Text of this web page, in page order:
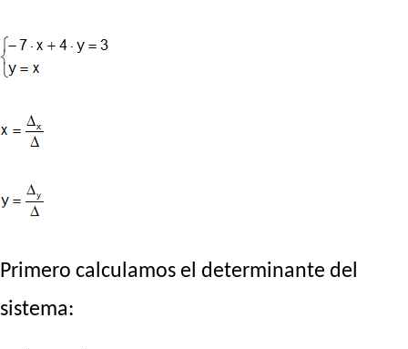
Primero calculamos el determinante del
sistema: